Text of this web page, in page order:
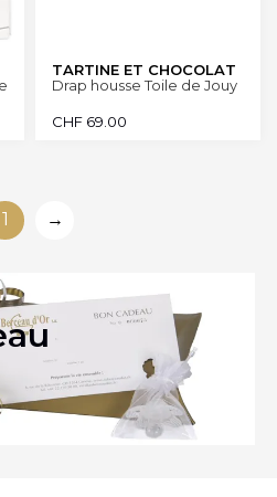
TARTINE ET CHOCOLAT
Drap housse Toile de Jouy
CHF 69.00
1 →